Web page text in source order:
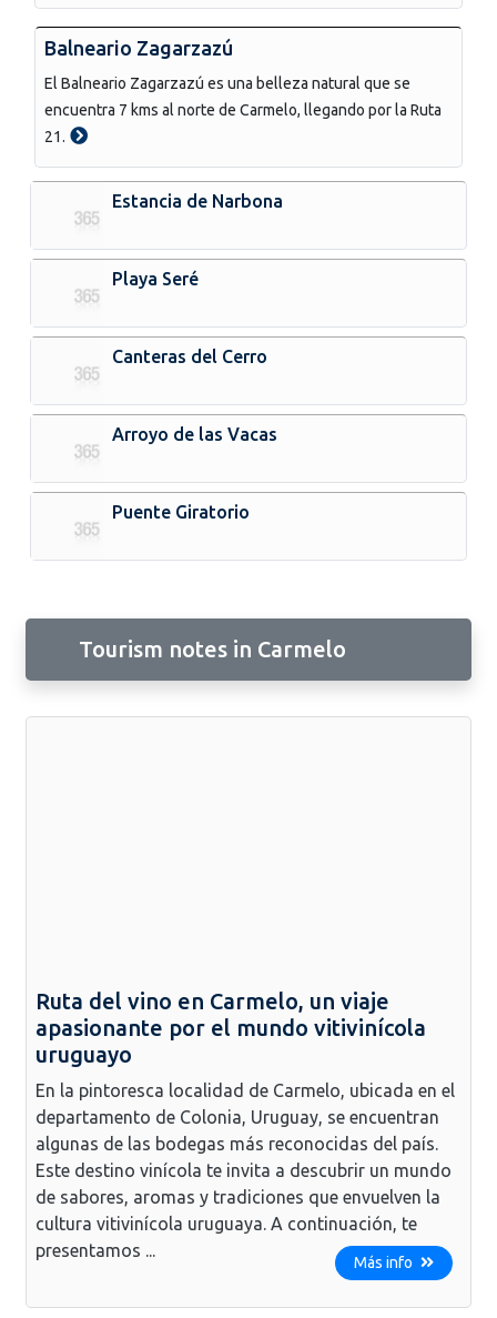
Balneario Zagarzazú
El Balneario Zagarzazú es una belleza natural que se
encuentra 7 kms al norte de Carmelo, llegando por la Ruta
21.
Estancia de Narbona
Playa Seré
Canteras del Cerro
Arroyo de las Vacas
Puente Giratorio
Tourism notes in Carmelo
Ruta del vino en Carmelo, un viaje
apasionante por el mundo vitivinícola
uruguayo
En la pintoresca localidad de Carmelo, ubicada en el
departamento de Colonia, Uruguay, se encuentran
algunas de las bodegas más reconocidas del país.
Este destino vinícola te invita a descubrir un mundo
de sabores, aromas y tradiciones que envuelven la
cultura vitivinícola uruguaya. A continuación, te
presentamos ...
Más info